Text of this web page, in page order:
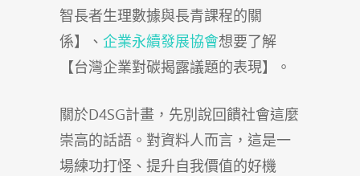
智長者生理數據與長青課程的關
係】、 企業永續發展協會想要了解
【台灣企業對碳揭露議題的表現】。
關於D4SG計畫，先別說回饋社會這麼
崇高的話語。對資料人而言，這是一
場練功打怪、提升自我價值的好機